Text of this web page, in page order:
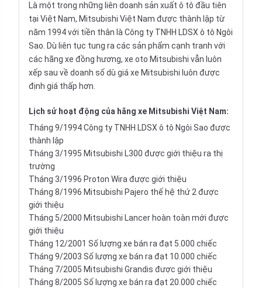
Là một trong những liên doanh sản xuất ô tô đầu tiên
tại Việt Nam, Mitsubishi Việt Nam được thành lập từ
năm 1994 với tiền thân là Công ty TNHH LDSX ô tô Ngôi
Sao. Dù liên tục tung ra các sản phẩm cạnh tranh với
các hãng xe đồng hương, xe oto Mitsubishi vẫn luôn
xếp sau về doanh số dù giá xe Mitsubishi luôn được
định giá thấp hơn.
Lịch sử hoạt động của hãng xe Mitsubishi Việt Nam:
Tháng 9/1994 Công ty TNHH LDSX ô tô Ngôi Sao được
thành lập
Tháng 3/1995 Mitsubishi L300 được giới thiệu ra thị
trường
Tháng 3/1996 Proton Wira được giới thiệu
Tháng 8/1996 Mitsubishi Pajero thế hệ thứ 2 được
giới thiệu
Tháng 5/2000 Mitsubishi Lancer hoàn toàn mới được
giới thiệu
Tháng 12/2001 Số lượng xe bán ra đạt 5.000 chiếc
Tháng 9/2003 Số lượng xe bán ra đạt 10.000 chiếc
Tháng 7/2005 Mitsubishi Grandis được giới thiệu
Tháng 8/2005 Số lượng xe bán ra đạt 20.000 chiếc